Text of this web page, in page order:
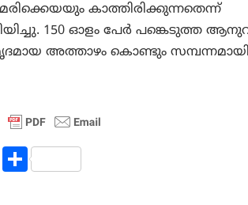
കാത്തിരിക്കുന്നതെന്ന്
150 ഓളം പേർ പങ്കെടുത്ത
അത്താഴം കൊണ്ടും
R S